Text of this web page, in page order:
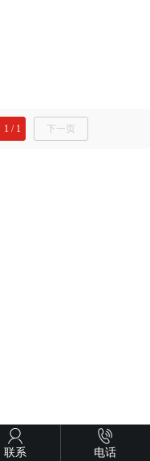
1 / 1 下一页
联系 电话